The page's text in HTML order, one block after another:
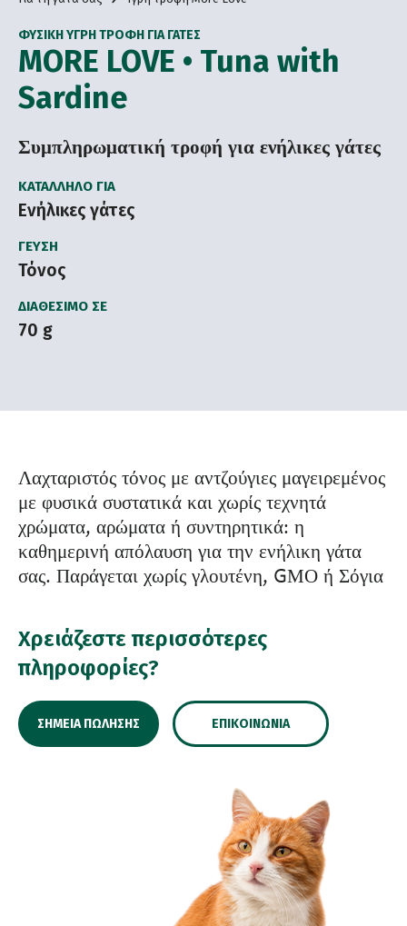
MORE LOVE • Tuna with
Sardine
ΦΥΣΙΚΉ ΥΓΡΉ ΤΡΟΦΉ ΓΙΑ ΓΆΤΕΣ
Συμπληρωματική τροφή για ενήλικες γάτες
ΚΑΤΆΛΛΗΛΟ ΓΙΑ
Ενήλικες γάτες
ΓΕΎΣΗ
Τόνος
ΔΙΑΘΈΣΙΜΟ ΣΕ
70 g
Λαχταριστός τόνος με αντζούγιες μαγειρεμένος
με φυσικά συστατικά και χωρίς τεχνητά
χρώματα, αρώματα ή συντηρητικά: η
καθημερινή απόλαυση για την ενήλικη γάτα
σας. Παράγεται χωρίς γλουτένη, GΜΟ ή Σόγια
Χρειάζεστε περισσότερες
πληροφορίες?
ΣΗΜΕΊΑ ΠΏΛΗΣΗΣ ΕΠΙΚΟΙΝΩΝΊΑ